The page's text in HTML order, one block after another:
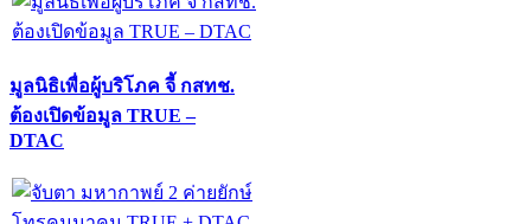
มูลนิธิเพื่อผู้บริโภค จี้ กสทช.
ต้องเปิดข้อมูล TRUE –
DTAC